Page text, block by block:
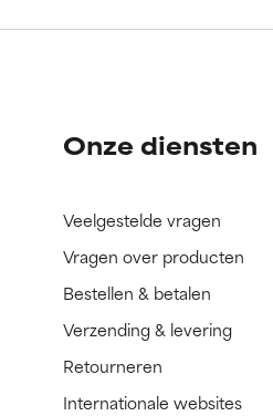
onderzoek ernaar nog niet
onderzoek ernaar nog niet
Onze diensten
Veelgestelde vragen
Vragen over producten
Bestellen & betalen
Verzending & levering
Retourneren
Internationale websites